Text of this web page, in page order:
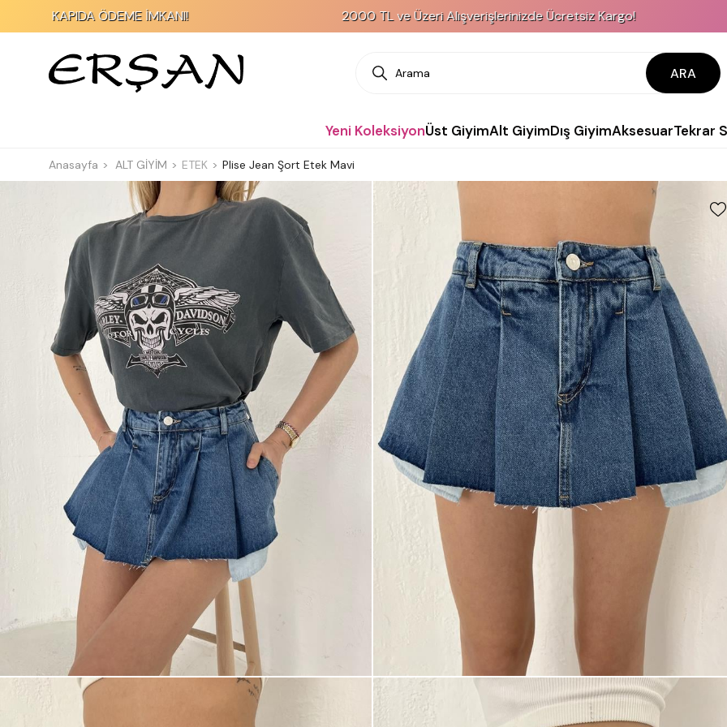
ÖDEME İMKANI! 2000 TL ve Üzeri Alışverişlerinizde Ücretsiz Kargo!
ARA
Yeni KoleksiyonÜst GiyimAlt GiyimDış GiyimAksesuarTekrar
Anasayfa ALT GİYİM ETEK Plise Jean Şort Etek Mavi